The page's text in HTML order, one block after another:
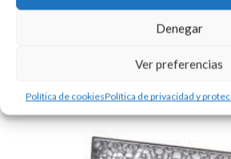
Denegar
Ver preferencias
Política de cookiesPolítica de privacidad y